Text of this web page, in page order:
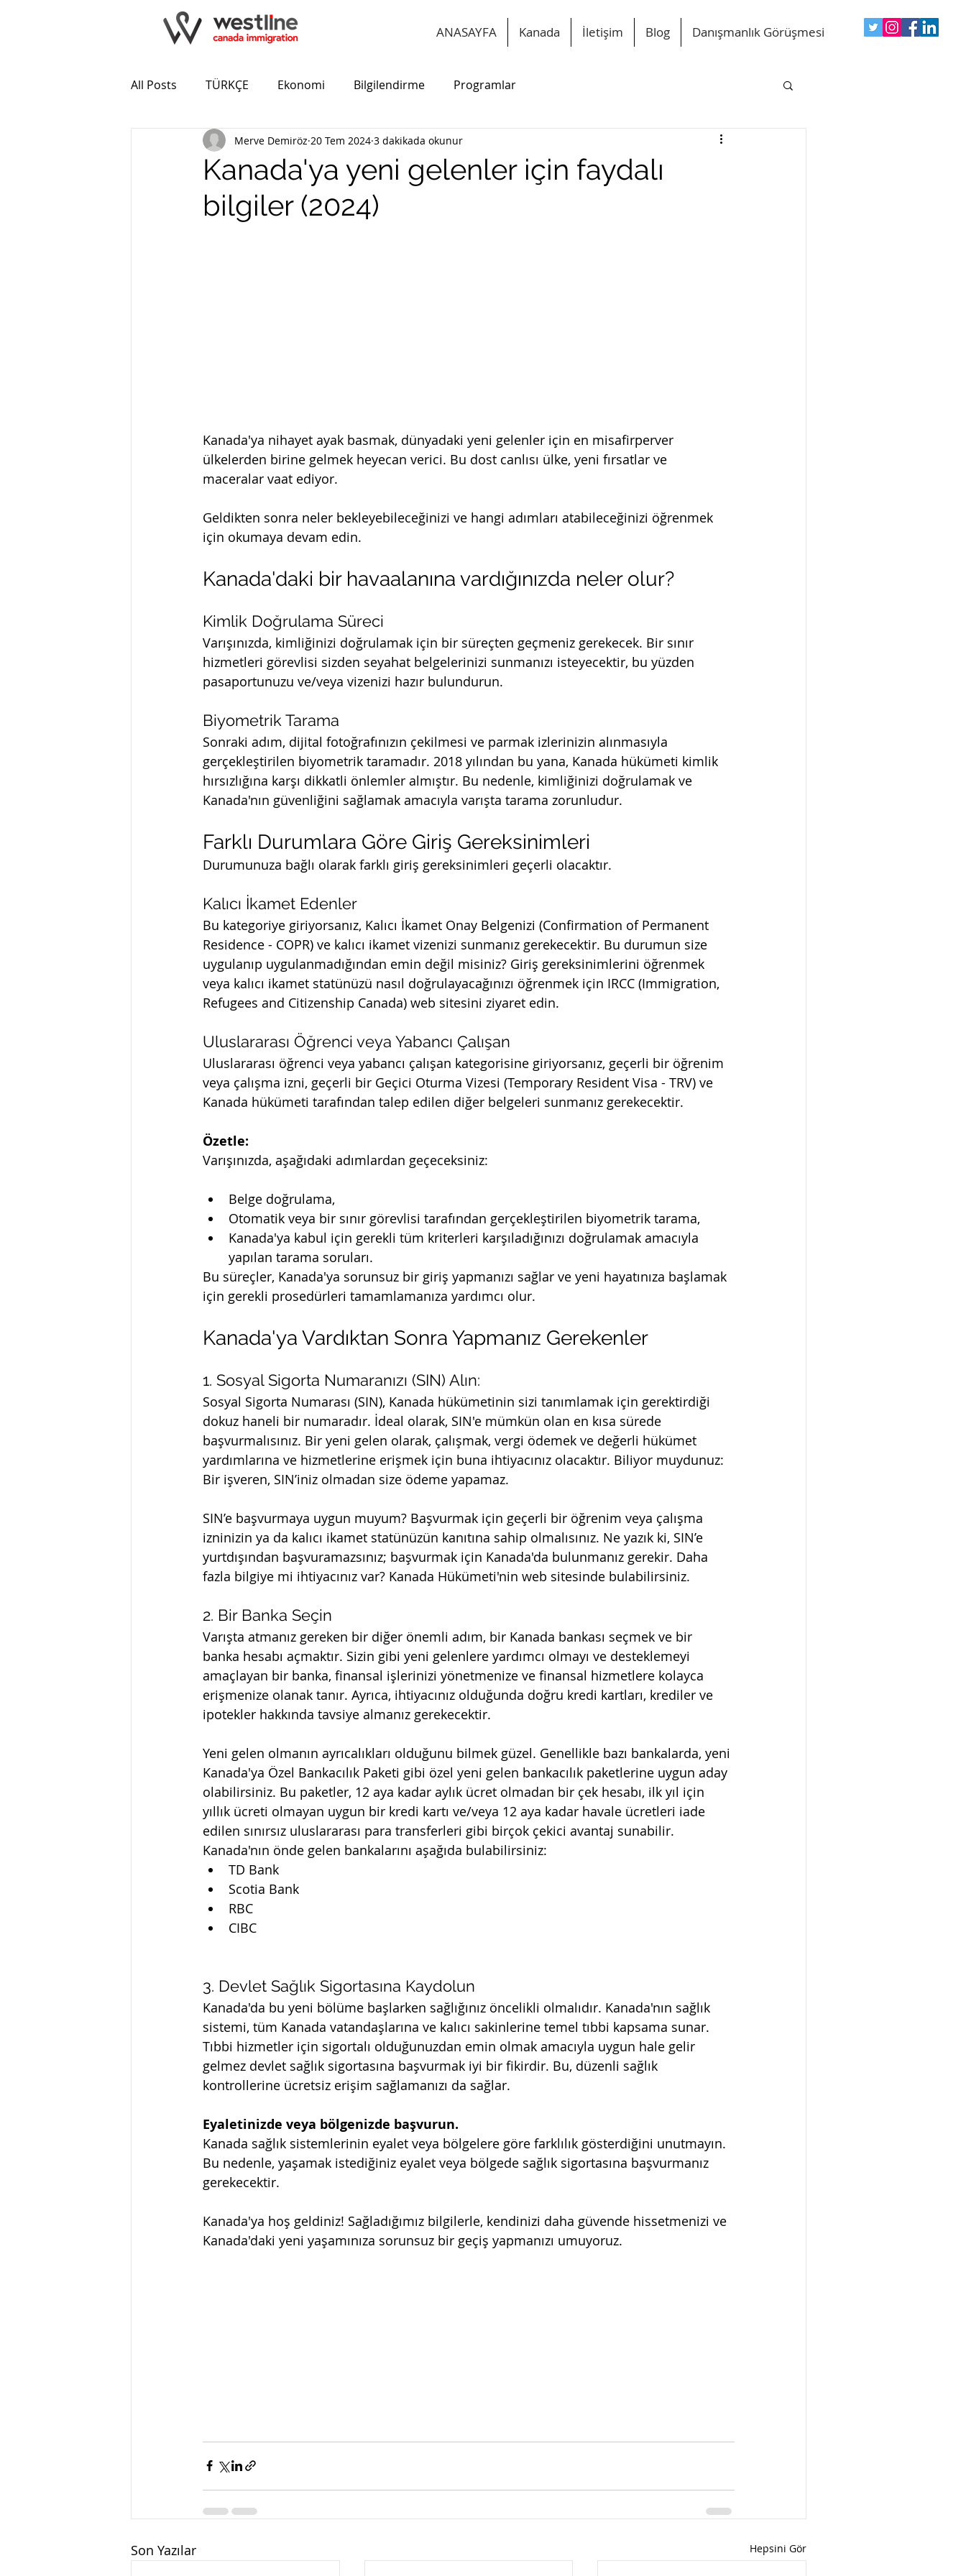
ANASAYFA Kanada İletişim Blog Danışmanlık Görüşmesi
All Posts TÜRKÇE Ekonomi Bilgilendirme Programlar
Kanada'ya yeni gelenler için faydalı
bilgiler (2024)
Merve Demiröz 20 Tem 2024 3 dakikada okunur
Kanada'ya nihayet ayak basmak, dünyadaki yeni gelenler için en misafirperver
ülkelerden birine gelmek heyecan verici. Bu dost canlısı ülke, yeni fırsatlar ve
maceralar vaat ediyor.
Geldikten sonra neler bekleyebileceğinizi ve hangi adımları atabileceğinizi öğrenmek
için okumaya devam edin.
Kanada'daki bir havaalanına vardığınızda neler olur?
Kimlik Doğrulama Süreci
Varışınızda, kimliğinizi doğrulamak için bir süreçten geçmeniz gerekecek. Bir sınır
hizmetleri görevlisi sizden seyahat belgelerinizi sunmanızı isteyecektir, bu yüzden
pasaportunuzu ve/veya vizenizi hazır bulundurun.
Biyometrik Tarama
Sonraki adım, dijital fotoğrafınızın çekilmesi ve parmak izlerinizin alınmasıyla
gerçekleştirilen biyometrik taramadır. 2018 yılından bu yana, Kanada hükümeti kimlik
hırsızlığına karşı dikkatli önlemler almıştır. Bu nedenle, kimliğinizi doğrulamak ve
Kanada'nın güvenliğini sağlamak amacıyla varışta tarama zorunludur.
Farklı Durumlara Göre Giriş Gereksinimleri
Durumunuza bağlı olarak farklı giriş gereksinimleri geçerli olacaktır.
Kalıcı İkamet Edenler
Bu kategoriye giriyorsanız, Kalıcı İkamet Onay Belgenizi (Confirmation of Permanent
Residence - COPR) ve kalıcı ikamet vizenizi sunmanız gerekecektir. Bu durumun size
uygulanıp uygulanmadığından emin değil misiniz? Giriş gereksinimlerini öğrenmek
veya kalıcı ikamet statünüzü nasıl doğrulayacağınızı öğrenmek için IRCC (Immigration,
Refugees and Citizenship Canada) web sitesini ziyaret edin.
Uluslararası Öğrenci veya Yabancı Çalışan
Uluslararası öğrenci veya yabancı çalışan kategorisine giriyorsanız, geçerli bir öğrenim
veya çalışma izni, geçerli bir Geçici Oturma Vizesi (Temporary Resident Visa - TRV) ve
Kanada hükümeti tarafından talep edilen diğer belgeleri sunmanız gerekecektir.
Özetle:
Varışınızda, aşağıdaki adımlardan geçeceksiniz:
Belge doğrulama,
Otomatik veya bir sınır görevlisi tarafından gerçekleştirilen biyometrik tarama,
Kanada'ya kabul için gerekli tüm kriterleri karşıladığınızı doğrulamak amacıyla
yapılan tarama soruları.
Bu süreçler, Kanada'ya sorunsuz bir giriş yapmanızı sağlar ve yeni hayatınıza başlamak
için gerekli prosedürleri tamamlamanıza yardımcı olur.
Kanada'ya Vardıktan Sonra Yapmanız Gerekenler
1. Sosyal Sigorta Numaranızı (SIN) Alın:
Sosyal Sigorta Numarası (SIN), Kanada hükümetinin sizi tanımlamak için gerektirdiği
dokuz haneli bir numaradır. İdeal olarak, SIN'e mümkün olan en kısa sürede
başvurmalısınız. Bir yeni gelen olarak, çalışmak, vergi ödemek ve değerli hükümet
yardımlarına ve hizmetlerine erişmek için buna ihtiyacınız olacaktır. Biliyor muydunuz:
Bir işveren, SIN’iniz olmadan size ödeme yapamaz.
SIN’e başvurmaya uygun muyum? Başvurmak için geçerli bir öğrenim veya çalışma
izninizin ya da kalıcı ikamet statünüzün kanıtına sahip olmalısınız. Ne yazık ki, SIN’e
yurtdışından başvuramazsınız; başvurmak için Kanada'da bulunmanız gerekir. Daha
fazla bilgiye mi ihtiyacınız var? Kanada Hükümeti'nin web sitesinde bulabilirsiniz.
2. Bir Banka Seçin
Varışta atmanız gereken bir diğer önemli adım, bir Kanada bankası seçmek ve bir
banka hesabı açmaktır. Sizin gibi yeni gelenlere yardımcı olmayı ve desteklemeyi
amaçlayan bir banka, finansal işlerinizi yönetmenize ve finansal hizmetlere kolayca
erişmenize olanak tanır. Ayrıca, ihtiyacınız olduğunda doğru kredi kartları, krediler ve
ipotekler hakkında tavsiye almanız gerekecektir.
Yeni gelen olmanın ayrıcalıkları olduğunu bilmek güzel. Genellikle bazı bankalarda, yeni
Kanada'ya Özel Bankacılık Paketi gibi özel yeni gelen bankacılık paketlerine uygun aday
olabilirsiniz. Bu paketler, 12 aya kadar aylık ücret olmadan bir çek hesabı, ilk yıl için
yıllık ücreti olmayan uygun bir kredi kartı ve/veya 12 aya kadar havale ücretleri iade
edilen sınırsız uluslararası para transferleri gibi birçok çekici avantaj sunabilir.
Kanada'nın önde gelen bankalarını aşağıda bulabilirsiniz:
TD Bank
Scotia Bank
RBC
CIBC
3. Devlet Sağlık Sigortasına Kaydolun
Kanada'da bu yeni bölüme başlarken sağlığınız öncelikli olmalıdır. Kanada'nın sağlık
sistemi, tüm Kanada vatandaşlarına ve kalıcı sakinlerine temel tıbbi kapsama sunar.
Tıbbi hizmetler için sigortalı olduğunuzdan emin olmak amacıyla uygun hale gelir
gelmez devlet sağlık sigortasına başvurmak iyi bir fikirdir. Bu, düzenli sağlık
kontrollerine ücretsiz erişim sağlamanızı da sağlar.
Eyaletinizde veya bölgenizde başvurun.
Kanada sağlık sistemlerinin eyalet veya bölgelere göre farklılık gösterdiğini unutmayın.
Bu nedenle, yaşamak istediğiniz eyalet veya bölgede sağlık sigortasına başvurmanız
gerekecektir.
Kanada'ya hoş geldiniz! Sağladığımız bilgilerle, kendinizi daha güvende hissetmenizi ve
Kanada'daki yeni yaşamınıza sorunsuz bir geçiş yapmanızı umuyoruz.
Son Yazılar Hepsini Gör